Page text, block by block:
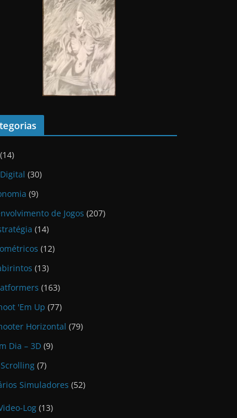
(14)
(30)
(9)
de Jogos (207)
(14)
(12)
(13)
(163)
'Em Up (77)
Horizontal (79)
Dia – 3D (9)
(7)
Simuladores (52)
Log (13)